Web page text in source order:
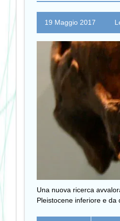
19 Maggio 2017
Una nuova ricerca
Pleistocene inferiore e da